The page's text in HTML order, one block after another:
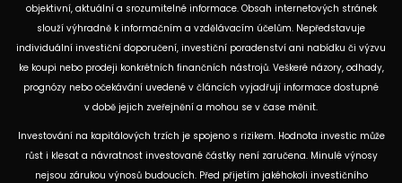
objektivní, aktuální a srozumitelné informace. Obsah internetových stránek
slouží výhradně k informačním a vzdělávacím účelům. Nepředstavuje
individuální investiční doporučení, investiční poradenství ani nabídku či výzvu
ke koupi nebo prodeji konkrétních finančních nástrojů. Veškeré názory, odhady,
prognózy nebo očekávání uvedené v článcích vyjadřují informace dostupné
v době jejich zveřejnění a mohou se v čase měnit.
Investování na kapitálových trzích je spojeno s rizikem. Hodnota investic může
růst i klesat a návratnost investované částky není zaručena. Minulé výnosy
nejsou zárukou výnosů budoucích. Před přijetím jakéhokoli investičního